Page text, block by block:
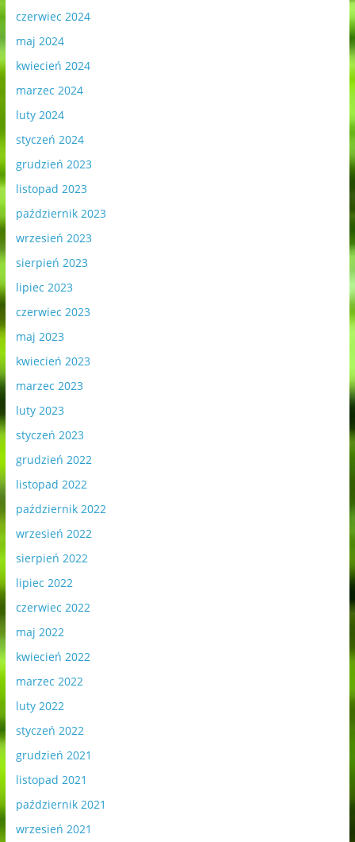
czerwiec 2024
maj 2024
kwiecień 2024
marzec 2024
luty 2024
styczeń 2024
grudzień 2023
listopad 2023
październik 2023
wrzesień 2023
sierpień 2023
lipiec 2023
czerwiec 2023
maj 2023
kwiecień 2023
marzec 2023
luty 2023
styczeń 2023
grudzień 2022
listopad 2022
październik 2022
wrzesień 2022
sierpień 2022
lipiec 2022
czerwiec 2022
maj 2022
kwiecień 2022
marzec 2022
luty 2022
styczeń 2022
grudzień 2021
listopad 2021
październik 2021
wrzesień 2021